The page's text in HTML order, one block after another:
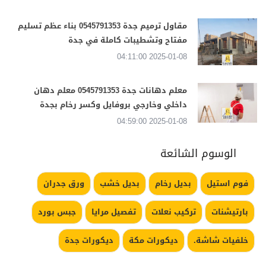
مقاول ترميم جدة 0545791353 بناء عظم تسليم
مفتاح وتشطيبات كاملة في جدة
2025-01-08 04:11:00
معلم دهانات جدة 0545791353 معلم دهان
داخلي وخارجي بروفايل وكسر رخام بجدة
2025-01-08 04:59:00
الوسوم الشائعة
فوم استيل بديل رخام بديل خشب
ورق جدران
بارتيشنات
تركيب نعلات تفصيل مرايا
جبس بورد
خلفيات شاشة.
ديكورات مكة
ديكورات جدة